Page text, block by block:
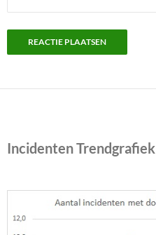
Incidenten Trendgrafiek